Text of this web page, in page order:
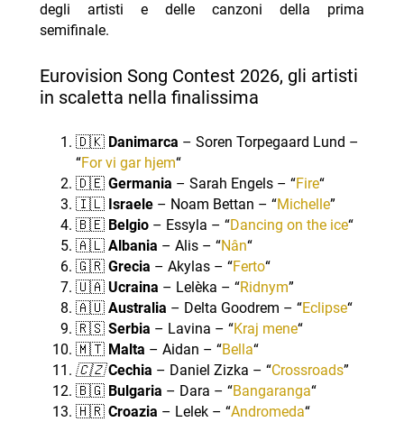
degli artisti e delle canzoni della prima
semifinale.
Eurovision Song Contest 2026, gli artisti
in scaletta nella finalissima
🇩🇰 Danimarca – Soren Torpegaard Lund –
“For vi gar hjem“
🇩🇪 Germania – Sarah Engels – “Fire“
🇮🇱 Israele– Noam Bettan – “Michelle”
🇧🇪 Belgio– Essyla – “Dancing on the ice“
🇦🇱 Albania – Alis – “Nân“
🇬🇷 Grecia – Akylas – “Ferto“
🇺🇦 Ucraina – Lelèka – “Ridnym”
🇦🇺 Australia – Delta Goodrem – “Eclipse“
🇷🇸 Serbia – Lavina – “Kraj mene“
🇲🇹 Malta – Aidan – “Bella“
🇨🇿 Cechia – Daniel Zizka – “Crossroads”
🇧🇬 Bulgaria – Dara – “Bangaranga“
🇭🇷 Croazia – Lelek – “Andromeda“